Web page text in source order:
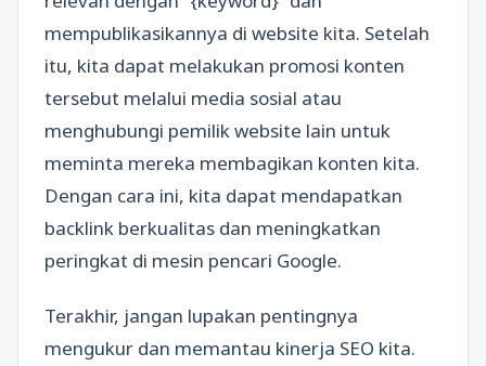
mempublikasikannya di website kita. Setelah
itu, kita dapat melakukan promosi konten
tersebut melalui media sosial atau
menghubungi pemilik website lain untuk
meminta mereka membagikan konten kita.
Dengan cara ini, kita dapat mendapatkan
backlink berkualitas dan meningkatkan
peringkat di mesin pencari Google.
Terakhir, jangan lupakan pentingnya
mengukur dan memantau kinerja SEO kita.